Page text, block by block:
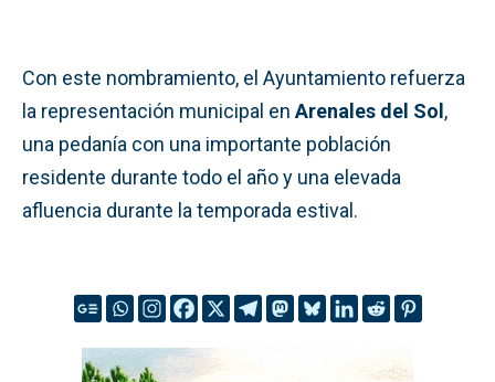
Con este nombramiento, el Ayuntamiento refuerza
la representación municipal en Arenales del Sol,
una pedanía con una importante población
residente durante todo el año y una elevada
afluencia durante la temporada estival.